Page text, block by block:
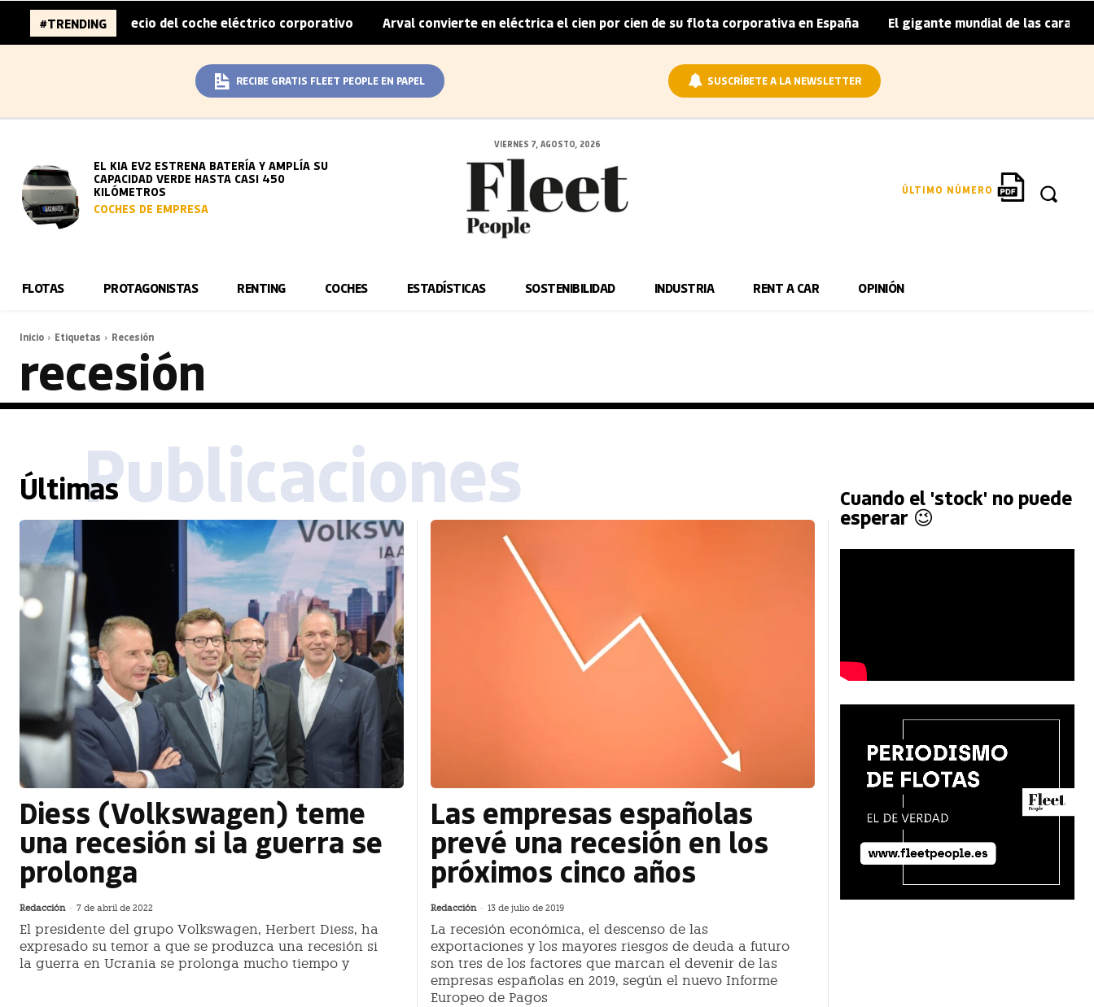
#TRENDING
del sobreprecio del coche eléctrico corporativo | Arval convierte en eléctrica el cien por cien de su flota corporativa en España | El gigante mundial de las
RECIBE GRATIS FLEET PEOPLE EN PAPEL SUSCRÍBETE A LA NEWSLETTER
EL KIA EV2 ESTRENA BATERÍA Y AMPLÍA SU
CAPACIDAD VERDE HASTA CASI 450
KILÓMETROS
COCHES DE EMPRESA
VIERNES 7, AGOSTO, 2026
ÚLTIMO NÚMERO
FLOTAS PROTAGONISTAS RENTING COCHES ESTADÍSTICAS SOSTENIBILIDAD INDUSTRIA RENT A CAR OPINIÓN
Inicio Etiquetas Recesión
recesión
ÚltimasPublicaciones
Diess (Volkswagen) teme
una recesión si la guerra se
prolonga
Redacción - 7 de abril de 2022
El presidente del grupo Volkswagen, Herbert Diess, ha
expresado su temor a que se produzca una recesión si
la guerra en Ucrania se prolonga mucho tiempo y
Las empresas españolas
prevé una recesión en los
próximos cinco años
Redacción - 13 de julio de 2019
La recesión económica, el descenso de las
exportaciones y los mayores riesgos de deuda a futuro
son tres de los factores que marcan el devenir de las
empresas españolas en 2019, según el nuevo Informe
Europeo de Pagos
Cuando el 'stock' no puede
esperar 😉